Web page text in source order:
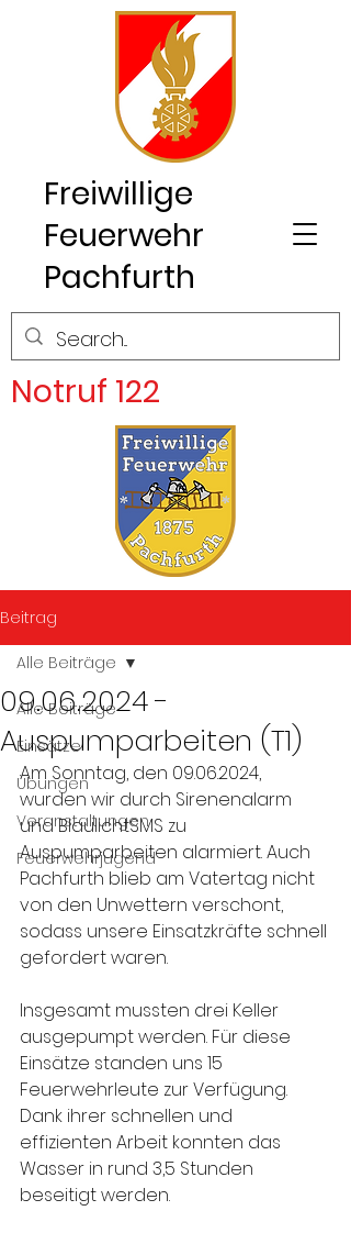
Freiwillige
Feuerwehr
Pachfurth
Notruf 122
Beitrag
Alle Beiträge
Einsätze
Übungen
Veranstaltungen
Feuerwehrjugend
Alle Beiträge
09.06.2024 -
Auspumparbeiten (T1)
Am Sonntag, den 09.06.2024,
wurden wir durch Sirenenalarm
und BlaulichtSMS zu
Auspumparbeiten alarmiert. Auch
Pachfurth blieb am Vatertag nicht
von den Unwettern verschont,
sodass unsere Einsatzkräfte schnell
gefordert waren.
Insgesamt mussten drei Keller
ausgepumpt werden. Für diese
Einsätze standen uns 15
Feuerwehrleute zur Verfügung.
Dank ihrer schnellen und
effizienten Arbeit konnten das
Wasser in rund 3,5 Stunden
beseitigt werden.